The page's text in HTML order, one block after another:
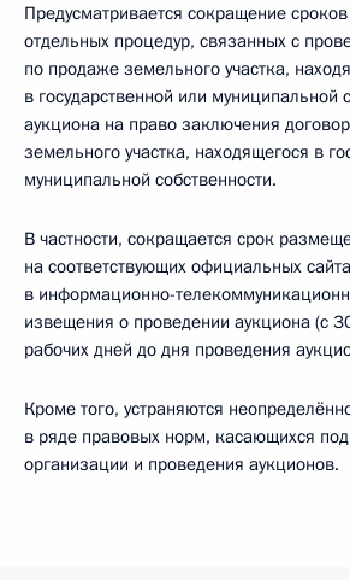
Предусматривается сокращение
отдельных процедур, связанных с
по продаже земельного участка,
в государственной или муниципальной
аукциона на право заключения
земельного участка, находящегося в
муниципальной собственности.
В частности, сокращается срок
на соответствующих официальных
в информационно-
извещения о проведении аукциона (с
рабочих дней до дня проведения
Кроме того, устраняются
в ряде правовых норм, касающихся
организации и проведения аукционов.